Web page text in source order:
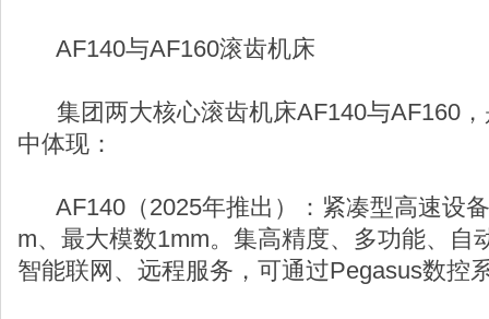
AF140与AF160滚齿机床
集团两大核心滚齿机床AF140与AF160，
中体现：
AF140（2025年推出）：紧凑型高速设
m、最大模数1mm。集高精度、多功能、自
智能联网、远程服务，可通过Pegasus数控